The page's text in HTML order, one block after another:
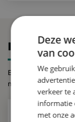
IN
Benieuwd wat we
met ons op.
MEER INFO
Deze
van
We
verkeer te
informatie
met onze